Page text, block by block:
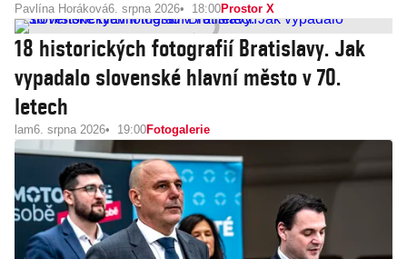
Pavlína Horáková6. srpna 2026 18:00Prostor X
18 historických fotografií Bratislavy. Jak
vypadalo slovenské hlavní město v 70.
letech
lam6. srpna 2026 19:00Fotogalerie